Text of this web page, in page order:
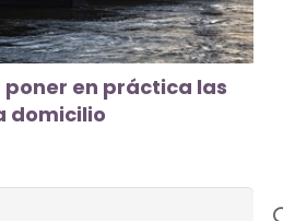
poner en práctica las
domicilio